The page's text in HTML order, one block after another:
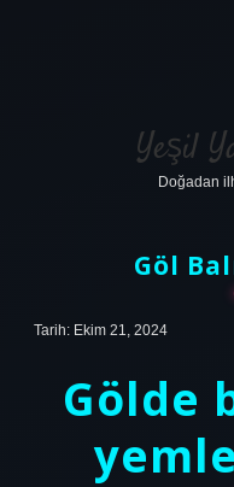
Yeşil
Doğadan
Göl
Tarih: Ekim 21, 2024
Gölde